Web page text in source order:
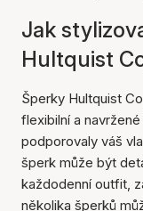
Jak
Hultquist
Šperky Hultquist
flexibilní a
podporovaly váš
šperk může být
každodenní outfit,
několika šperků